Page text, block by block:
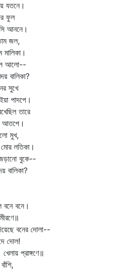
যতনে।
ফুল
আননে।
জল,
আলো--
বালিকা?
সুখে
পাদপে।
তারে
আতপে।
মুখ,
লতিকা।
বুকে--
বনে।
বনের দোলা--
প্রাঙ্গণে॥